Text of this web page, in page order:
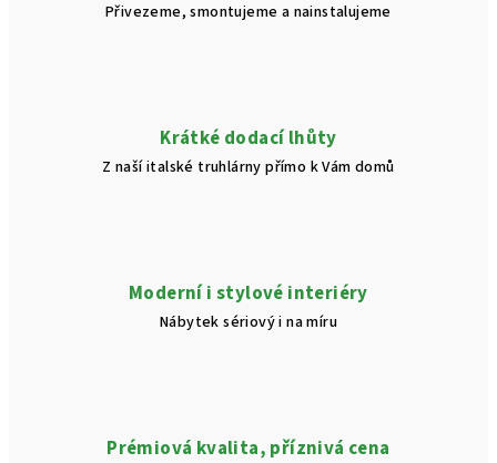
y
s
u
Přivezeme, smontujeme a nainstalujeme
Krátké dodací lhůty
Z naší italské truhlárny přímo k Vám domů
Moderní i stylové interiéry
Nábytek sériový i na míru
Prémiová kvalita, příznivá cena